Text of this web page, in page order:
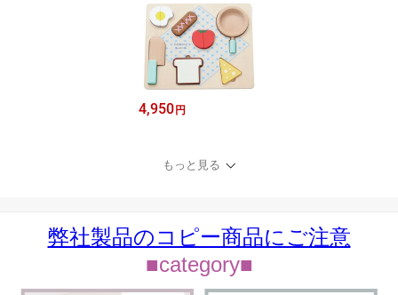
4,950円
もっと見る
弊社製品のコピー商品にご注意
■category■